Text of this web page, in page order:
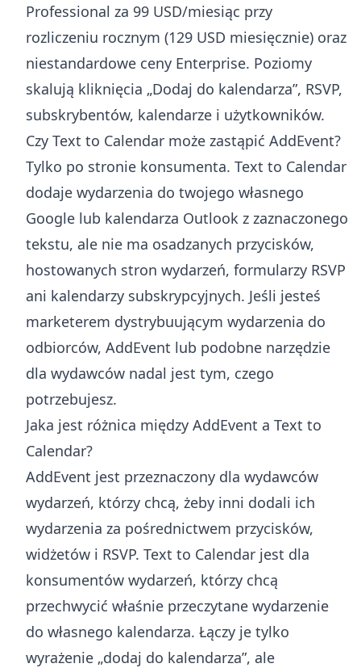
Professional za 99 USD/miesiąc przy
rozliczeniu rocznym (129 USD miesięcznie) oraz
niestandardowe ceny Enterprise. Poziomy
skalują kliknięcia „Dodaj do kalendarza”, RSVP,
subskrybentów, kalendarze i użytkowników.
Czy Text to Calendar może zastąpić AddEvent?
Tylko po stronie konsumenta. Text to Calendar
dodaje wydarzenia do twojego własnego
Google lub kalendarza Outlook z zaznaczonego
tekstu, ale nie ma osadzanych przycisków,
hostowanych stron wydarzeń, formularzy RSVP
ani kalendarzy subskrypcyjnych. Jeśli jesteś
marketerem dystrybuującym wydarzenia do
odbiorców, AddEvent lub podobne narzędzie
dla wydawców nadal jest tym, czego
potrzebujesz.
Jaka jest różnica między AddEvent a Text to
Calendar?
AddEvent jest przeznaczony dla wydawców
wydarzeń, którzy chcą, żeby inni dodali ich
wydarzenia za pośrednictwem przycisków,
widżetów i RSVP. Text to Calendar jest dla
konsumentów wydarzeń, którzy chcą
przechwycić właśnie przeczytane wydarzenie
do własnego kalendarza. Łączy je tylko
wyrażenie „dodaj do kalendarza”, ale